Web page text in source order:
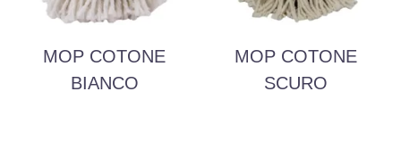
MOP COTONE
BIANCO
MOP COTONE
SCURO